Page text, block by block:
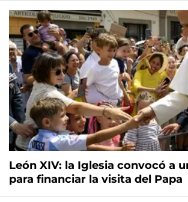
León XIV: la Iglesia convocó a
para financiar la visita del Papa